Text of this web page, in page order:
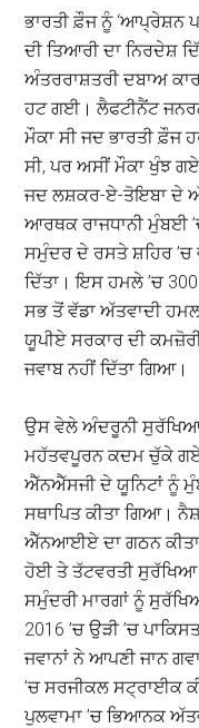
ਭਾਰਤੀ ਫ਼ੌਜ ਨੂੰ ‘ਆਪ੍ਰੇਸ਼ਨ
ਦੀ ਤਿਆਰੀ ਦਾ ਨਿਰਦੇਸ਼
ਅੰਤਰਰਾਸ਼ਤਰੀ ਦਬਾਅ
ਹਟ ਗਈ। ਲੈਫਟੀਨੈਂਟ
ਮੌਕਾ ਸੀ ਜਦ ਭਾਰਤੀ ਫ਼ੌਜ
ਸੀ, ਪਰ ਅਸੀਂ ਮੌਕਾ ਖੁੰਝ
ਜਦ ਲਸ਼ਕਰ-ਏ-ਤੋਇਬਾ ਦੇ
ਆਰਥਕ ਰਾਜਧਾਨੀ ਮੁੰਬਈ
ਸਮੁੰਦਰ ਦੇ ਰਸਤੇ ਸ਼ਹਿਰ
ਦਿੱਤਾ। ਇਸ ਹਮਲੇ ’ਚ
ਸਭ ਤੋਂ ਵੱਡਾ ਅੱਤਵਾਦੀ
ਯੂਪੀਏ ਸਰਕਾਰ ਦੀ
ਜਵਾਬ ਨਹੀਂ ਦਿੱਤਾ ਗਿਆ।
ਉਸ ਵੇਲੇ ਅੰਦਰੂਨੀ
ਮਹੱਤਵਪੂਰਨ ਕਦਮ ਚੁੱਕੇ
ਐੱਨਐੱਸਜੀ ਦੇ ਯੂਨਿਟਾਂ ਨੂੰ
ਸਥਾਪਿਤ ਕੀਤਾ ਗਿਆ।
ਐੱਨਆਈਏ ਦਾ ਗਠਨ ਕੀਤਾ
ਹੋਈ ਤੇ ਤੱਟਵਰਤੀ
ਸਮੁੰਦਰੀ ਮਾਰਗਾਂ ਨੂੰ
2016 ’ਚ ਉੜੀ ’ਚ
ਜਵਾਨਾਂ ਨੇ ਆਪਣੀ ਜਾਨ
’ਚ ਸਰਜੀਕਲ ਸਟ੍ਰਾਈਕ
ਪੁਲਵਾਮਾ ’ਚ ਭਿਆਨਕ